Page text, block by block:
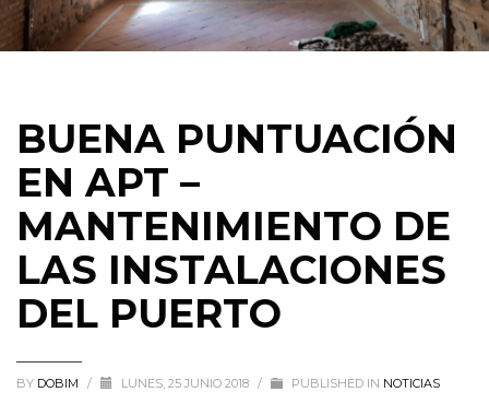
BUENA PUNTUACIÓN
EN APT –
MANTENIMIENTO DE
LAS INSTALACIONES
DEL PUERTO
BY DOBIM / LUNES, 25 JUNIO 2018 / PUBLISHED IN NOTICIAS